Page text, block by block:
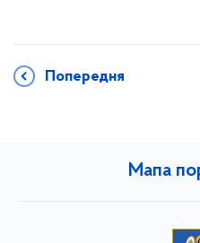
Попередня
Мапа